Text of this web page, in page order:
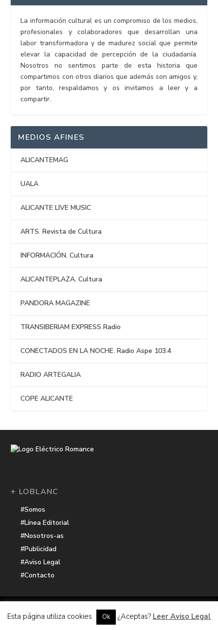
La información cultural es un compromiso de los medios,
profesionales y colaboradores que desarrollan una
labor transformadora y de madurez social que permite
elevar la capacidad de percepción de la ciudadanía.
Nosotros no sentimos parte de esta historia que
compartimos con otros diarios que además son amigos y,
por tanto, respaldamos y os invitamos a leer y a
compartir.
MEDIOS AFINES
ALICANTEMAG
UALA
ALICANTE LIVE MUSIC
ARTS. Revista de Cultura
INFORMACIÓN. Cultura
ALICANTEPLAZA. Cultura
PANDORA MAGAZINE
TRANSIBERIAM EXPRESS Radio
CONECTADOS EN LA NOCHE. Radio Aspe 103.4
RADIO ARTEGALIA
COPE ALICANTE
+ LOBLANC
#Somos
#Línea Editorial
#Nosotros-as
#Publicidad
#Aviso Legal
#Contacto
Electrico Romance
Hacker Harbor
Esta página utiliza cookies Ok ¿Aceptas? Leer Aviso Legal